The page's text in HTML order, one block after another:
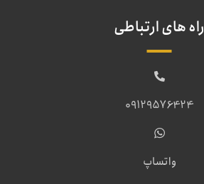
راه های ارتباطی
09129576424
واتساپ